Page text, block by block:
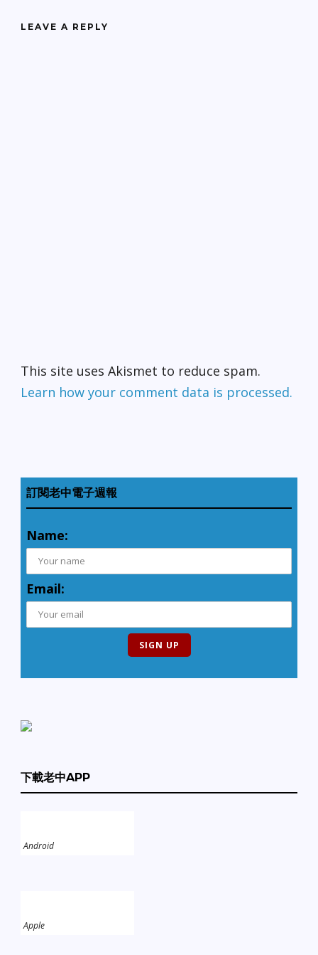
LEAVE A REPLY
This site uses Akismet to reduce spam.
Learn how your comment data is processed.
訂閱老中電子週報
Name:
Email:
下載老中APP
Android
Apple